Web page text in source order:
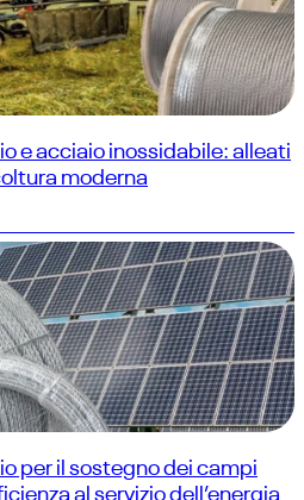
e acciaio inossidabile: alleati
moderna
per il sostegno dei campi
al servizio dell’energia